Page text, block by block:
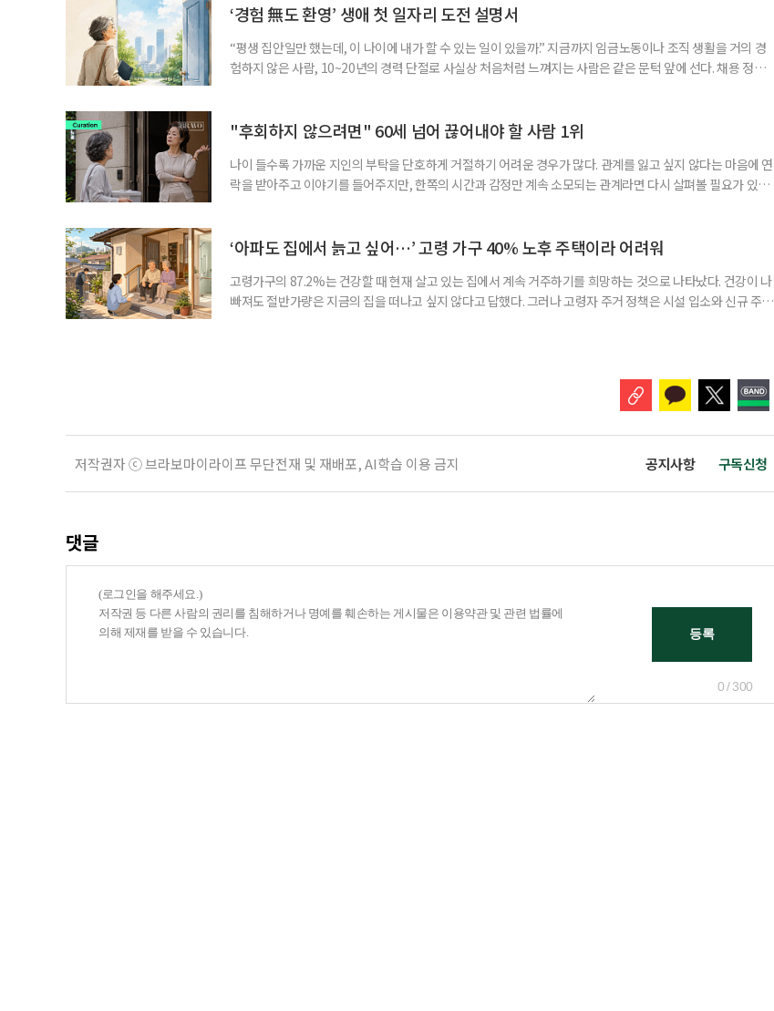
기 때문이다. 지난 3일 발표된 세제개편안이 국회 통과 후 그대로 시행된다면 법 시행 전 본
‘경험 無도 환영’ 생애 첫 일자리 도전 설명서
“평생 집안일만 했는데, 이 나이에 내가 할 수 있는 일이 있을까.” 지금까지 임금노동이나 조직 생활을 거의 경
험하지 않은 사람, 10~20년의 경력 단절로 사실상 처음처럼 느껴지는 사람은 같은 문턱 앞에 선다. 채용 정보를
경험이 풍부한 고령자는 중요한 국가 자원이다. 박경하 한국노인인력개발원 선임연구위
"후회하지 않으려면" 60세 넘어 끊어내야 할 사람 1위
나이 들수록 가까운 지인의 부탁을 단호하게 거절하기 어려운 경우가 많다. 관계를 잃고 싶지 않다는 마음에 연
락을 받아주고 이야기를 들어주지만, 한쪽의 시간과 감정만 계속 소모되는 관계라면 다시 살펴볼 필요가 있다.
게 여기며, 거절하는 순간 태도를 바꾸는 행동도 건강한 관계와는 거리가 멀다. 믿고 털어놓은 개인사나 약점을
‘아파도 집에서 늙고 싶어…’ 고령 가구 40% 노후 주택이라 어려워
고령가구의 87.2%는 건강할 때 현재 살고 있는 집에서 계속 거주하기를 희망하는 것으로 나타났다. 건강이 나
빠져도 절반가량은 지금의 집을 떠나고 싶지 않다고 답했다. 그러나 고령자 주거 정책은 시설 입소와 신규 주택
저작권자 ⓒ 브라보마이라이프 무단전재 및 재배포, AI학습 이용 금지 공지사항 구독신청
댓글
0 / 300